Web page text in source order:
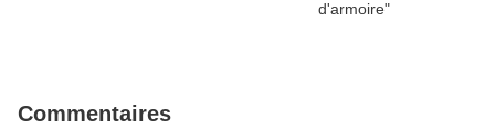
Commentaires